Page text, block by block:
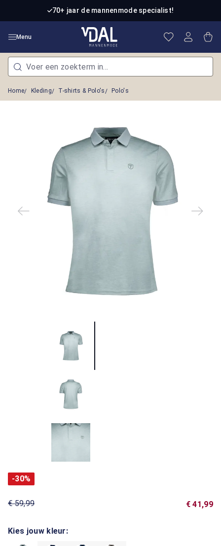
Ga naar de hoofdinhoud70+ jaar de mannenmode specialist!
Menu Je hebt 0
Home Kleding T-shirts & Polo's Polo's
-30%
€ 59,99 € 41,99
Kies jouw kleur: